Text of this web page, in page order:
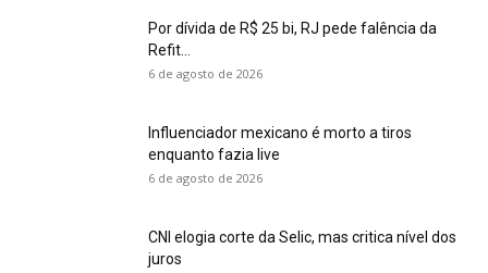
Por dívida de R$ 25 bi, RJ pede falência da
Refit...
6 de agosto de 2026
Influenciador mexicano é morto a tiros
enquanto fazia live
6 de agosto de 2026
CNI elogia corte da Selic, mas critica nível dos
juros